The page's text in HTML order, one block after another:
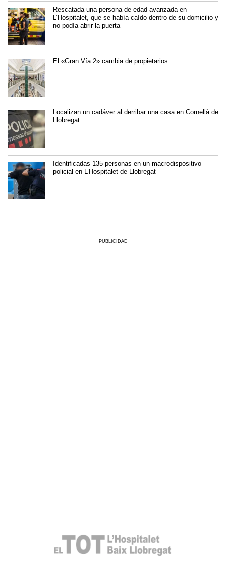
Rescatada una persona de edad avanzada en
L’Hospitalet, que se había caído dentro de su domicilio y
no podía abrir la puerta
El «Gran Vía 2» cambia de propietarios
Localizan un cadáver al derribar una casa en Cornellà de
Llobregat
Identificadas 135 personas en un macrodispositivo
policial en L’Hospitalet de Llobregat
PUBLICIDAD